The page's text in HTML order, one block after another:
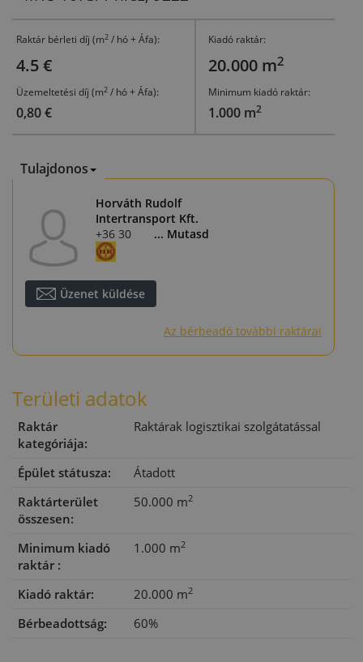
Raktár bérleti díj (m2 / hó + Áfa):
4.5 €
Üzemeltetési díj (m2 / hó + Áfa):
0,80 €
Kiadó raktár:
20.000 m2
Minimum kiadó raktár:
1.000 m2
Tulajdonos
Horváth Rudolf
Intertransport Kft.
+36 30 338 2169... Mutasd
Üzenet küldése
Az bérbeadó további raktárai
Területi adatok
Raktár
kategóriája:
Raktárak logisztikai szolgátatással
Épület státusza:
Átadott
Raktárterület
összesen:
50.000 m2
Minimum kiadó
raktár :
1.000 m2
Kiadó raktár: 20.000 m2
Bérbeadottság: 60%